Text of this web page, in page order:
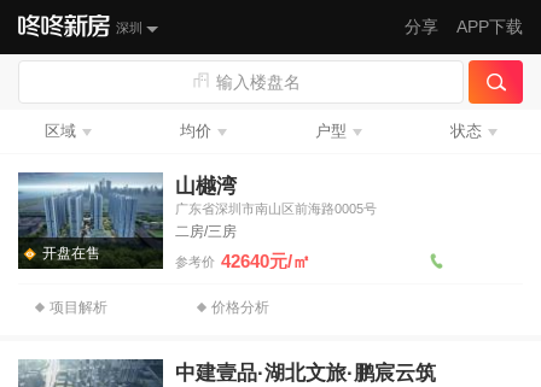
深圳 分享 APP下载
输入楼盘名
区域 均价 户型 状态
开盘在售
山樾湾
广东省深圳市南山区前海路0005号
二房/三房
参考价 42640元/㎡
项目解析 价格分析
中建壹品·湖北文旅·鹏宸云筑